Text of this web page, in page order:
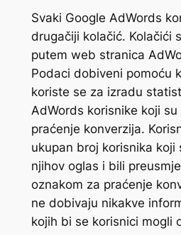
Svaki Google AdWords
drugačiji kolačić. Kolačići
putem web stranica
Podaci dobiveni pomoću
koriste se za izradu
AdWords korisnike koji
praćenje konverzija.
ukupan broj korisnika koji
njihov oglas i bili
oznakom za praćenje
ne dobivaju nikakve
kojih bi se korisnici mogli